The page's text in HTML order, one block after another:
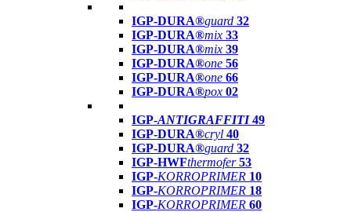
IGP-DURA®guard 32
IGP-DURA®mix 33
IGP-DURA®mix 39
IGP-DURA®one 56
IGP-DURA®one 66
IGP-DURA®pox 02
IGP-ANTIGRAFFITI49
IGP-DURA®cryl 40
IGP-DURA®guard 32
IGP-HWFthermofer 53
IGP-KORROPRIMER 10
IGP-KORROPRIMER 18
IGP-KORROPRIMER 60